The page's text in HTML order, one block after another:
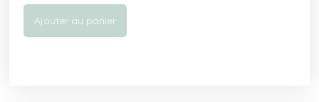
Ajouter au panier